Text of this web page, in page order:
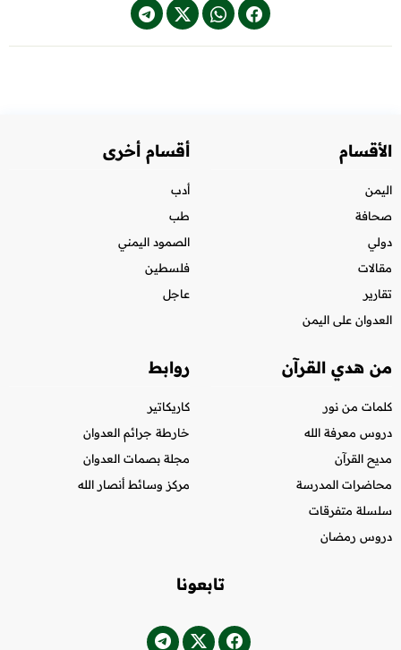
الأقسام
اليمن
صحافة
دولي
مقالات
تقارير
العدوان على اليمن
أقسام أخرى
أدب
طب
الصمود اليمني
فلسطين
عاجل
من هدي القرآن
كلمات من نور
دروس معرفة الله
مديح القرآن
محاضرات المدرسة
سلسلة متفرقات
دروس رمضان
روابط
كاريكاتير
خارطة جرائم العدوان
مجلة بصمات العدوان
مركز وسائط أنصار الله
تابعونا